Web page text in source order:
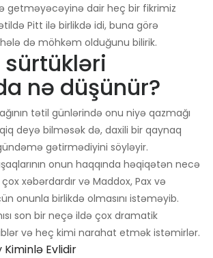
getməyəcəyinə dair heç bir fikrimiz
Pitt ilə birlikdə idi, buna görə
də möhkəm olduğunu bilirik.
nə düşünür?
tətil günlərində onu niyə qazmağı
deyə bilməsək də, daxili bir qaynaq
gətirmədiyini söyləyir.
onun haqqında həqiqətən necə
xəbərdardır və Maddox, Pax və
onunla birlikdə olmasını istəməyib.
son bir neçə ildə çox dramatik
və heç kimi narahat etmək istəmirlər.
Evlidir